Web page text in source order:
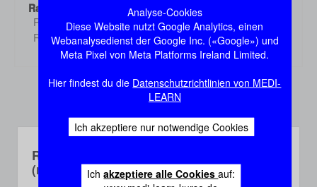
Analyse-Cookies
Diese Website nutzt Google Analytics, einen
Webanalysedienst der Google Inc. («Google») und
Meta Pixel von Meta Platforms Ireland Limited.
Hier findest du die Datenschutzrichtlinien von MEDI-
LEARN
Ich akzeptiere nur notwendige Cookies
Ichakzeptiere alle Cookiesauf:
Radiologie
Radiologie 1
Demo
Radiologie 2 Demo
Rec-Webinare
(recorded)